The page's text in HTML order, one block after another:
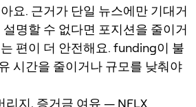
요. 근거가 단일 뉴스에만 기대거
명할 수 없다면 포지션을 줄이거
편이 더 안전해요. funding이 불
시간을 줄이거나 규모를 낮춰야
리지, 증거금 여유 — NFLX